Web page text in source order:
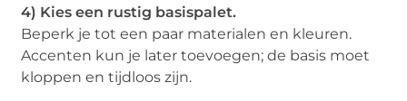
4) Kies een rustig basispalet.
Beperk je tot een paar materialen en kleuren.
Accenten kun je later toevoegen; de basis moet
kloppen en tijdloos zijn.